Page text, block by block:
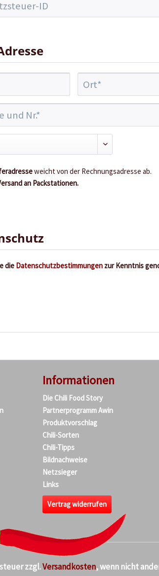
weicht von der Rechnungsadresse ab.
an Packstationen.
die Datenschutzbestimmungen zur Kenntnis
Informationen
Die Chili Food Story
Partnerprogramm Awin
Produktvorschlag
Chili-Sorten
Chili-Tipps
Bildnachweise
Netzsieger
Links
Vertrag widerrufen
zzgl.Versandkosten, wenn nicht